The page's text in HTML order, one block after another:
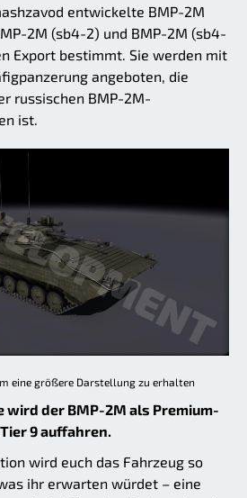
entwickelte BMP-2M
2M (sb4-2) und BMP-2M (sb4-
Export bestimmt. Sie werden mit
angeboten, die
russischen BMP-2M-
ist.
eine größere Darstellung zu erhalten
wird der BMP-2M als Premium-
9 auffahren.
wird euch das Fahrzeug so
ihr erwarten würdet – eine